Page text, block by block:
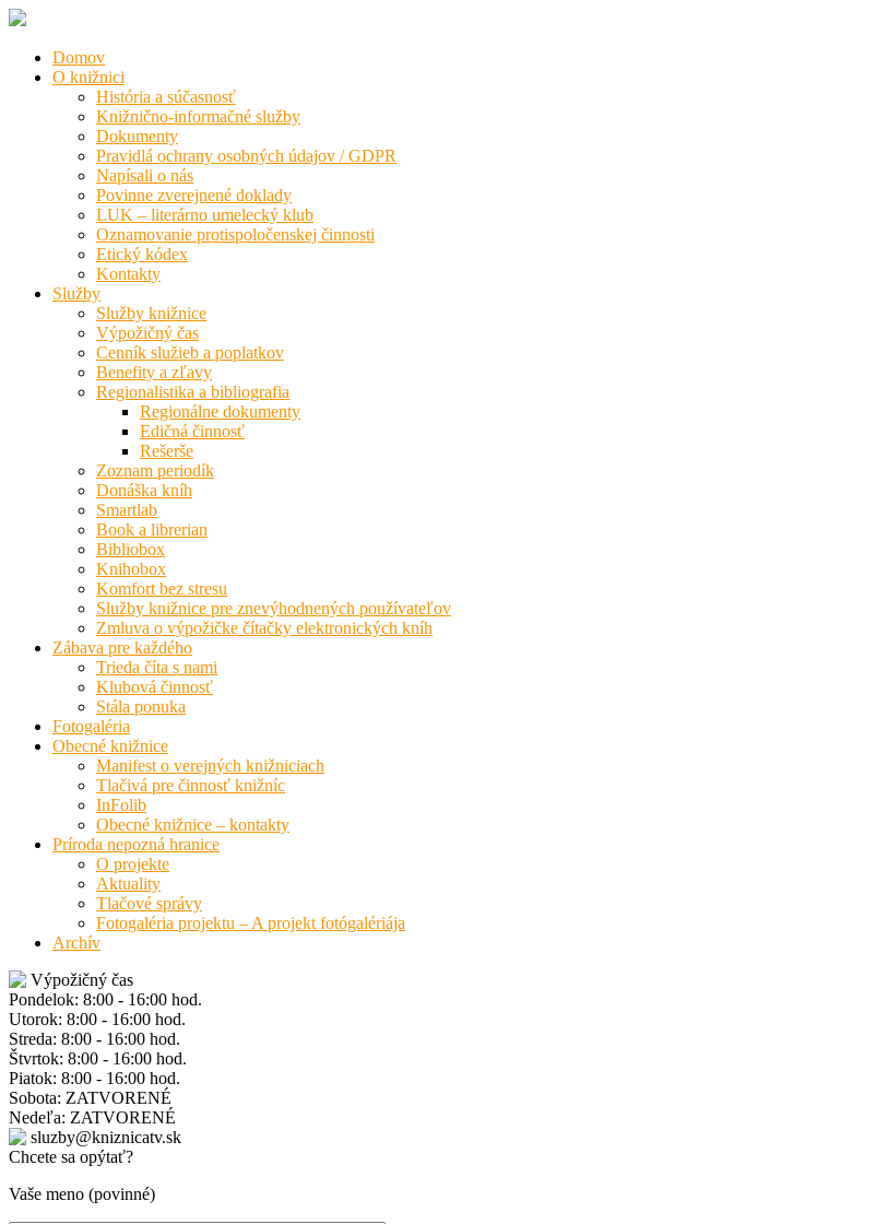
Domov
O knižnici
História a súčasnosť
Knižnično-informačné služby
Dokumenty
Pravidlá ochrany osobných údajov / GDPR
Napísali o nás
Povinne zverejnené doklady
LUK – literárno umelecký klub
Oznamovanie protispoločenskej činnosti
Etický kódex
Kontakty
Služby
Služby knižnice
Výpožičný čas
Cenník služieb a poplatkov
Benefity a zľavy
Regionalistika a bibliografia
Regionálne dokumenty
Edičná činnosť
Rešerše
Zoznam periodík
Donáška kníh
Smartlab
Book a librerian
Bibliobox
Knihobox
Komfort bez stresu
Služby knižnice pre znevýhodnených používateľov
Zmluva o výpožičke čítačky elektronických kníh
Zábava pre každého
Trieda číta s nami
Klubová činnosť
Stála ponuka
Fotogaléria
Obecné knižnice
Manifest o verejných knižniciach
Tlačivá pre činnosť knižníc
InFolib
Obecné knižnice – kontakty
Príroda nepozná hranice
O projekte
Aktuality
Tlačové správy
Fotogaléria projektu – A projekt fotógalériája
Archív
Výpožičný čas
Pondelok: 8:00 - 16:00 hod.
Utorok: 8:00 - 16:00 hod.
Streda: 8:00 - 16:00 hod.
Štvrtok: 8:00 - 16:00 hod.
Piatok: 8:00 - 16:00 hod.
Sobota: ZATVORENÉ
Nedeľa: ZATVORENÉ
sluzby@kniznicatv.sk
Chcete sa opýtať?
Vaše meno (povinné)